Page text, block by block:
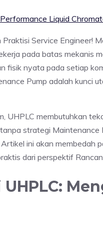
Liquid
Service Engineer!
pada batas mekanis
fisik nyata pada setiap
Pump adalah kunci
UHPLC membutuhkan
strategi
ini akan membedah
dari perspektif